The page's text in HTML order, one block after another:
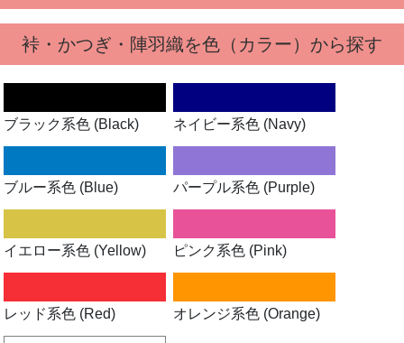
裃・かつぎ・陣羽織を色（カラー）から探す
ブラック系色 (Black) ネイビー系色 (Navy)
ブルー系色 (Blue) パープル系色 (Purple)
イエロー系色 (Yellow) ピンク系色 (Pink)
レッド系色 (Red) オレンジ系色 (Orange)